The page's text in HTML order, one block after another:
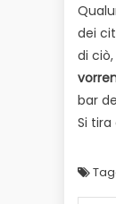
dei
di
bar
Si